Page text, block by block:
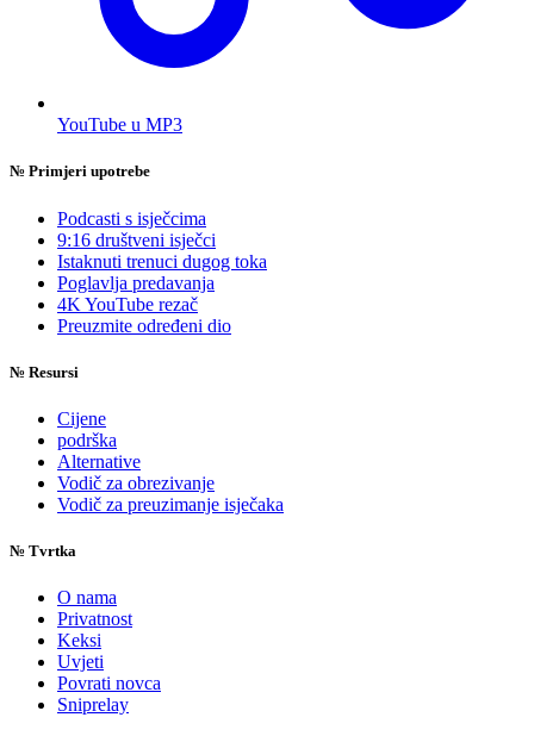
YouTube u MP3
№ Primjeri upotrebe
Podcasti s isječcima
9:16 društveni isječci
Istaknuti trenuci dugog toka
Poglavlja predavanja
4K YouTube rezač
Preuzmite određeni dio
№ Resursi
Cijene
podrška
Alternative
Vodič za obrezivanje
Vodič za preuzimanje isječaka
№ Tvrtka
O nama
Privatnost
Keksi
Uvjeti
Povrati novca
Sniprelay